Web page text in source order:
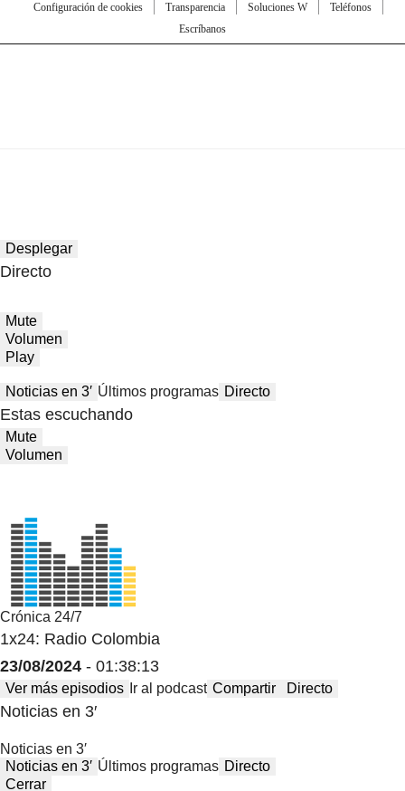
Configuración de cookies
Transparencia Soluciones W
Teléfonos
Escríbanos
Desplegar
Directo
Mute
Volumen
Play
Noticias en 3′ Últimos programas Directo
Estas escuchando
Mute
Volumen
Crónica 24/7
1x24: Radio Colombia
23/08/2024 - 01:38:13
Ver más episodios Ir al podcast Compartir Directo
Noticias en 3′
Noticias en 3′
Noticias en 3′ Últimos programas Directo
Cerrar